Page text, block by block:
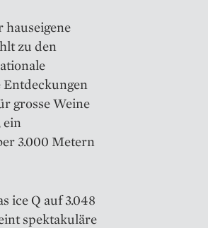
hauseigene
zu den
Entdeckungen
grosse Weine
ein
3.000 Metern
ice Q auf 3.048
spektakuläre